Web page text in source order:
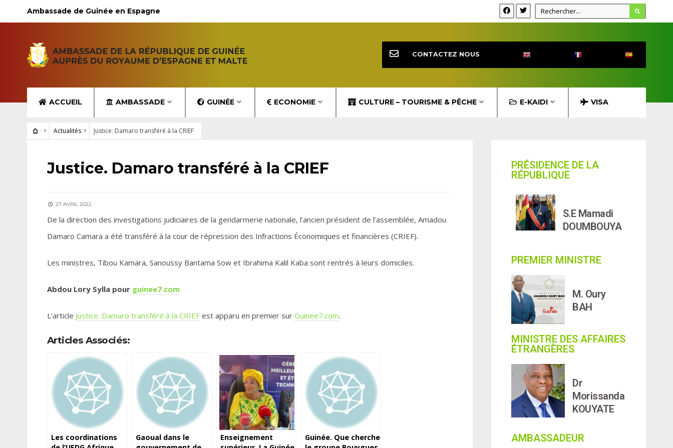
Ambassade de Guinée en Espagne
ACCUEIL AMBASSADE GUINÉE ECONOMIE CULTURE – TOURISME & PÊCHE E-KAIDI VISA
CONTACTEZ NOUS
Actualités Justice. Damaro transféré à la CRIEF
ACTUALITÉS
Justice. Damaro transféré à la CRIEF
27 AVRIL 2022
De la direction des investigations judiciaires de la gendarmerie nationale, l’ancien président de l’assemblée, Amadou
Damaro Camara a été transféré à la cour de répression des Infractions Économiques et financières (CRIEF).
Les ministres, Tibou Kamara, Sanoussy Bantama Sow et Ibrahima Kalil Kaba sont rentrés à leurs domiciles.
Abdou Lory Sylla pour guinee7.com
L’article Justice. Damaro transféré à la CRIEFest apparu en premier sur Guinee7.com.
Articles Associés:
Les coordinations
Gaoual dans le
Enseignement
Guinée. Que cherche
PRÉSIDENCE DE LA
RÉPUBLIQUE
S.E Mamadi
DOUMBOUYA
PREMIER MINISTRE
M. Oury
BAH
MINISTRE DES AFFAIRES
ÉTRANGÈRES
Dr
Morissanda
KOUYATE
AMBASSADEUR